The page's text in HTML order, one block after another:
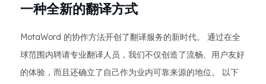
一种全新的翻译方式
MotaWord 的协作方法开创了翻译服务的新时代。 通过在全
球范围内聘请专业翻译人员，我们不仅创造了流畅、用户友好
的体验，而且还确立了自己作为业内可靠来源的地位。 以下